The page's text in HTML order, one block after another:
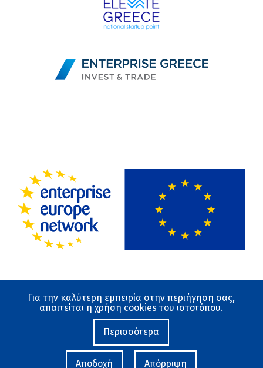
Όροι χρήσης
Προστασία Δεδομένων
Ο ιστότοπος αναπτύχθηκε από το Εθνικό Κέντρο
Τεκμηρίωσης και Ηλεκτρονικού Περιεχομένου 2019-
2026
Για την καλύτερη εμπειρία στην περιήγηση σας,
απαιτείται η χρήση cookies του ιστοτόπου.
Περισσότερα
Αποδοχή Απόρριψη